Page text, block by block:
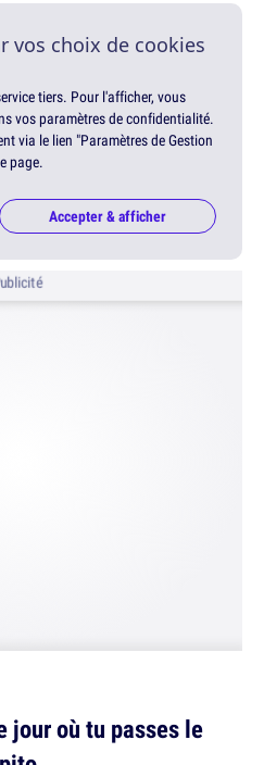
vos choix de cookies
tiers. Pour l'afficher, vous
vos paramètres de confidentialité.
via le lien "Paramètres de Gestion
page.
Accepter & afficher
jour où tu passes le